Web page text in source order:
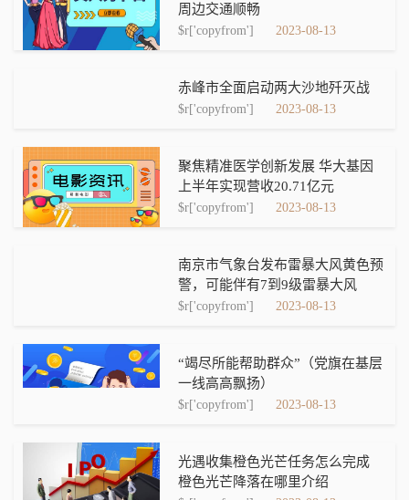
周边交通顺畅
$r['copyfrom'] 2023-08-13
赤峰市全面启动两大沙地歼灭战
$r['copyfrom'] 2023-08-13
聚焦精准医学创新发展 华大基因
上半年实现营收20.71亿元
$r['copyfrom'] 2023-08-13
南京市气象台发布雷暴大风黄色预
警，可能伴有7到9级雷暴大风
$r['copyfrom'] 2023-08-13
“竭尽所能帮助群众”（党旗在基层
一线高高飘扬）
$r['copyfrom'] 2023-08-13
光遇收集橙色光芒任务怎么完成
橙色光芒降落在哪里介绍